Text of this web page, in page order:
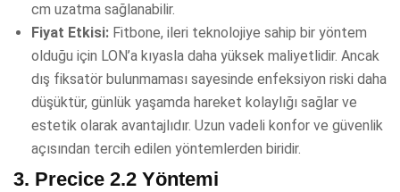
cm uzatma sağlanabilir.
Fiyat Etkisi: Fitbone, ileri teknolojiye sahip bir yöntem
olduğu için LON’a kıyasla daha yüksek maliyetlidir. Ancak
dış fiksatör bulunmaması sayesinde enfeksiyon riski daha
düşüktür, günlük yaşamda hareket kolaylığı sağlar ve
estetik olarak avantajlıdır. Uzun vadeli konfor ve güvenlik
açısından tercih edilen yöntemlerden biridir.
3. Precice 2.2 Yöntemi